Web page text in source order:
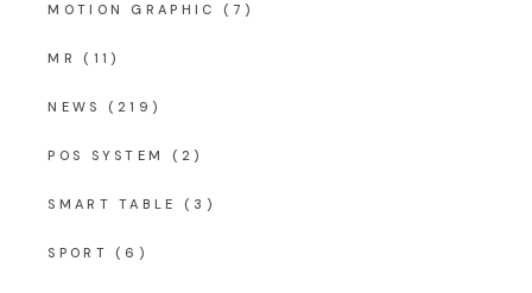
MOTION GRAPHIC (7)
MR (11)
NEWS (219)
POS SYSTEM (2)
SMART TABLE (3)
SPORT (6)